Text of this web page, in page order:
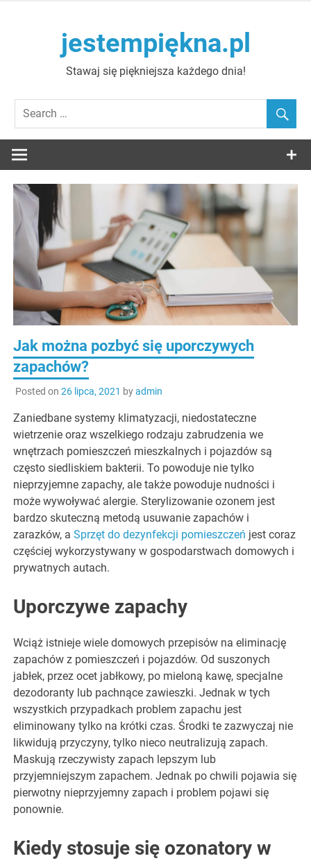
jestempiękna.pl
Stawaj się piękniejsza każdego dnia!
Jak można pozbyć się uporczywych
zapachów?
Posted on 26 lipca, 2021 byadmin
Zaniedbane systemy klimatyzacji, niedostateczne
wietrzenie oraz wszelkiego rodzaju zabrudzenia we
wnętrzach pomieszczeń mieszkalnych i pojazdów są
często siedliskiem bakterii. To powoduje nie tylko
nieprzyjemne zapachy, ale także powoduje nudności i
może wywoływać alergie. Sterylizowanie ozonem jest
bardzo skuteczną metodą usuwanie zapachów i
zarazków, aSprzęt do dezynfekcji pomieszczeń jest coraz
częściej wykorzystywany w gospodarstwach domowych i
prywatnych autach.
Uporczywe zapachy
Wciąż istnieje wiele domowych przepisów na eliminację
zapachów z pomieszczeń i pojazdów. Od suszonych
jabłek, przez ocet jabłkowy, po mieloną kawę, specjalne
dezodoranty lub pachnące zawieszki. Jednak w tych
wszystkich przypadkach problem zapachu jest
eliminowany tylko na krótki czas. Środki te zazwyczaj nie
likwidują przyczyny, tylko nieco neutralizują zapach.
Maskują rzeczywisty zapach lepszym lub
przyjemniejszym zapachem. Jednak po chwili pojawia się
pierwotny nieprzyjemny zapach i problem pojawi się
ponownie.
Kiedy stosuje się ozonatory w